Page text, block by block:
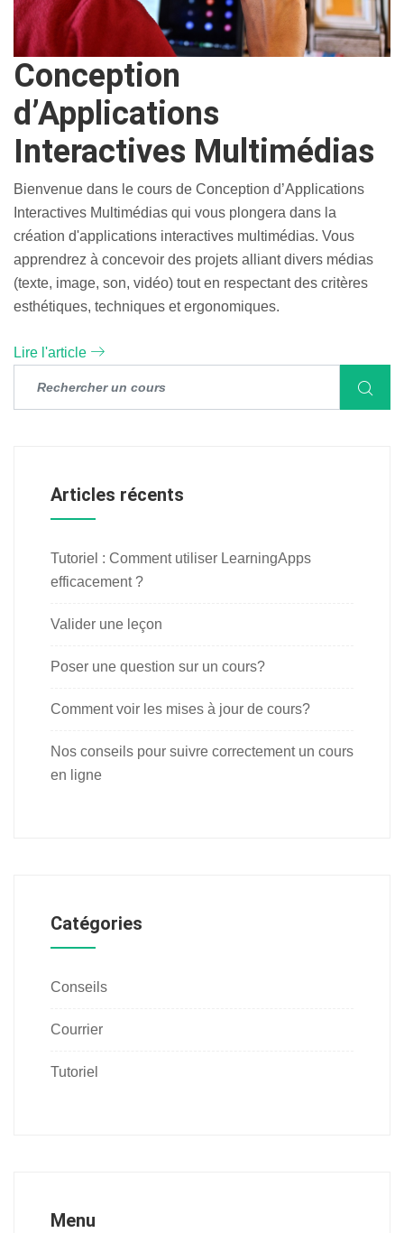
Conception
d’Applications
Interactives Multimédias
Bienvenue dans le cours de Conception d’Applications
Interactives Multimédias qui vous plongera dans la
création d'applications interactives multimédias. Vous
apprendrez à concevoir des projets alliant divers médias
(texte, image, son, vidéo) tout en respectant des critères
esthétiques, techniques et ergonomiques.
Lire l'article
Articles récents
Tutoriel : Comment utiliser LearningApps
efficacement ?
Valider une leçon
Poser une question sur un cours?
Comment voir les mises à jour de cours?
Nos conseils pour suivre correctement un cours
en ligne
Catégories
Conseils
Courrier
Tutoriel
Menu